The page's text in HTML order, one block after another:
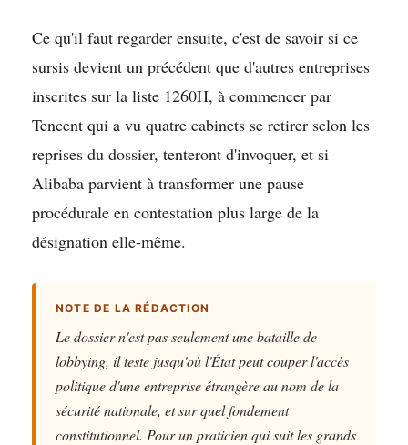
Ce qu'il faut regarder ensuite, c'est de savoir si ce
sursis devient un précédent que d'autres entreprises
inscrites sur la liste 1260H, à commencer par
Tencent qui a vu quatre cabinets se retirer selon les
reprises du dossier, tenteront d'invoquer, et si
Alibaba parvient à transformer une pause
procédurale en contestation plus large de la
désignation elle-même.
NOTE DE LA RÉDACTION
Le dossier n'est pas seulement une bataille de
lobbying, il teste jusqu'où l'État peut couper l'accès
politique d'une entreprise étrangère au nom de la
sécurité nationale, et sur quel fondement
constitutionnel. Pour un praticien qui suit les grands